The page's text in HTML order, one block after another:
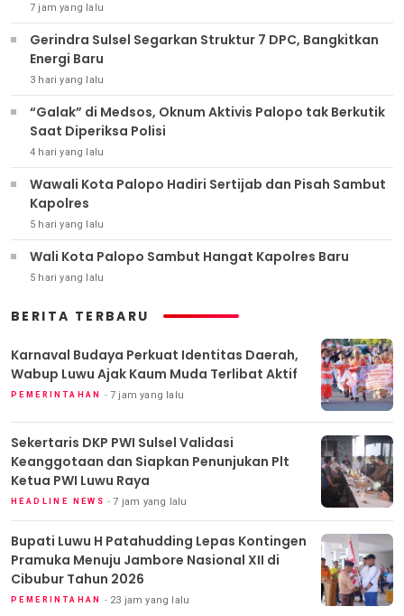
7 jam yang lalu
Gerindra Sulsel Segarkan Struktur 7 DPC, Bangkitkan
Energi Baru
3 hari yang lalu
“Galak” di Medsos, Oknum Aktivis Palopo tak Berkutik
Saat Diperiksa Polisi
4 hari yang lalu
Wawali Kota Palopo Hadiri Sertijab dan Pisah Sambut
Kapolres
5 hari yang lalu
Wali Kota Palopo Sambut Hangat Kapolres Baru
5 hari yang lalu
BERITA TERBARU
Karnaval Budaya Perkuat Identitas Daerah,
Wabup Luwu Ajak Kaum Muda Terlibat Aktif
PEMERINTAHAN 7 jam yang lalu
Sekertaris DKP PWI Sulsel Validasi
Keanggotaan dan Siapkan Penunjukan Plt
Ketua PWI Luwu Raya
HEADLINE NEWS 7 jam yang lalu
Bupati Luwu H Patahudding Lepas Kontingen
Pramuka Menuju Jambore Nasional XII di
Cibubur Tahun 2026
PEMERINTAHAN 23 jam yang lalu